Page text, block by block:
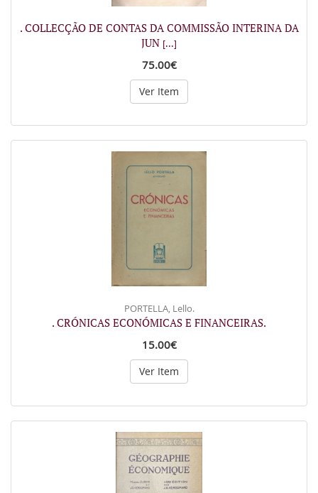
. COLLECÇÃO DE CONTAS DA COMMISSÃO INTERINA DA
JUN [...]
75.00€
Ver Item
PORTELLA, Lello.
. CRÓNICAS ECONÓMICAS E FINANCEIRAS.
15.00€
Ver Item